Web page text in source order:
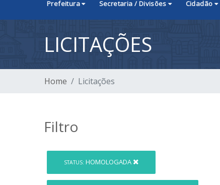
Prefeitura Secretaria / Divisões Cidadão
LICITAÇÕES
Home Licitações
Filtro
STATUS: HOMOLOGADA